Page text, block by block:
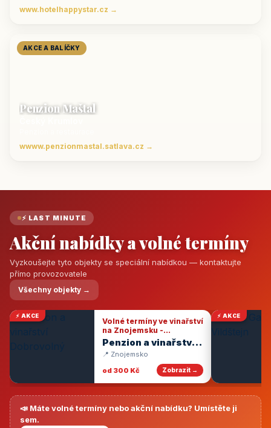
www.hotelhappystar.cz →
AKCE A BALÍČKY
Penzion Maštal
wwww.penzionmastal.satlava.cz →
⚡ LAST MINUTE
Akční nabídky a volné termíny
Vyzkoušejte tyto objekty se speciální nabídkou — kontaktujte
přímo provozovatele
Všechny objekty →
⚡ AKCE
Volné termíny ve vinařství
na Znojemsku -
degustace vín
Penzion a vinařství
Dobrovolný
📍 Znojemsko
od 300 Kč
Zobrazit →
⚡ AKCE
📣 Máte volné termíny nebo akční nabídku? Umístěte ji
sem.